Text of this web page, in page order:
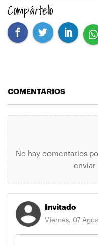
Compártelo
COMENTARIOS
No hay comentarios
enviar
Invitado
Viernes, 07